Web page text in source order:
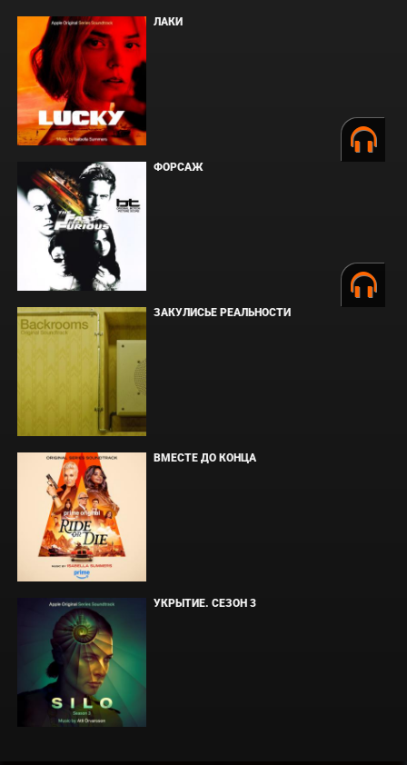
ЛАКИ
ФОРСАЖ
ЗАКУЛИСЬЕ РЕАЛЬНОСТИ
ВМЕСТЕ ДО КОНЦА
УКРЫТИЕ. СЕЗОН 3